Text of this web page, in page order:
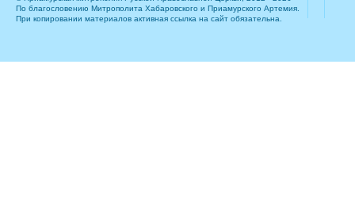
По благословению Митрополита Хабаровского и Приамурского Артемия.
При копировании материалов активная ссылка на сайт обязательна.